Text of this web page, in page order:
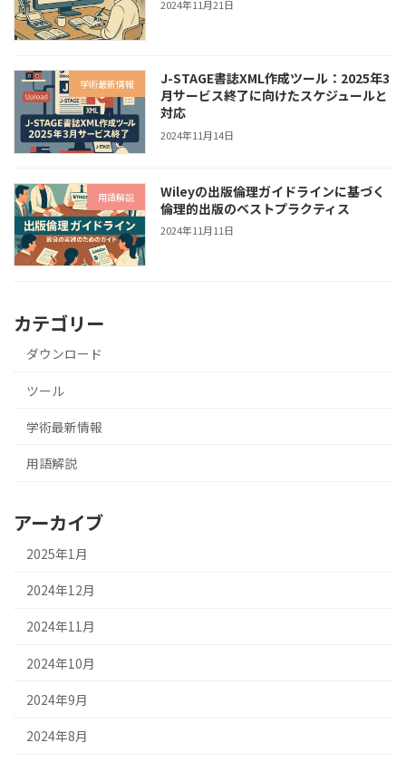
2024年11月21日
学術最新情報
J-STAGE書誌XML作成ツール：2025年3
月サービス終了に向けたスケジュールと
対応
2024年11月14日
用語解説
Wileyの出版倫理ガイドラインに基づく
倫理的出版のベストプラクティス
2024年11月11日
カテゴリー
ダウンロード
ツール
学術最新情報
用語解説
アーカイブ
2025年1月
2024年12月
2024年11月
2024年10月
2024年9月
2024年8月